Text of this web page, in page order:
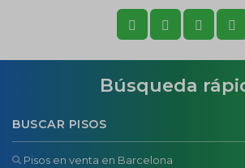
Búsqueda
BUSCAR PISOS
Pisos en venta en Barcelona